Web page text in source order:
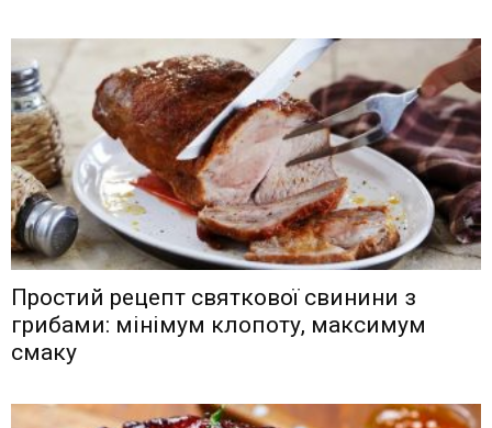
Простий рецепт святкової свинини з
грибами: мінімум клопоту, максимум
смаку